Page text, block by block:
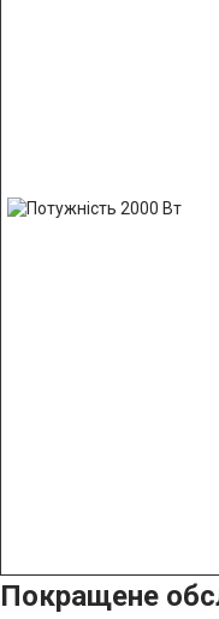
Покращене